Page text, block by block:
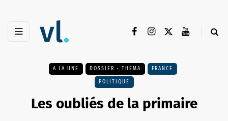
A LA UNE DOSSIER - THEMA FRANCE
POLITIQUE
Les oubliés de la primaire